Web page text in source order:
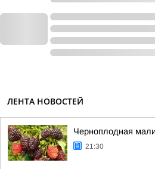
ЛЕНТА НОВОСТЕЙ
Черноплодная
21:30